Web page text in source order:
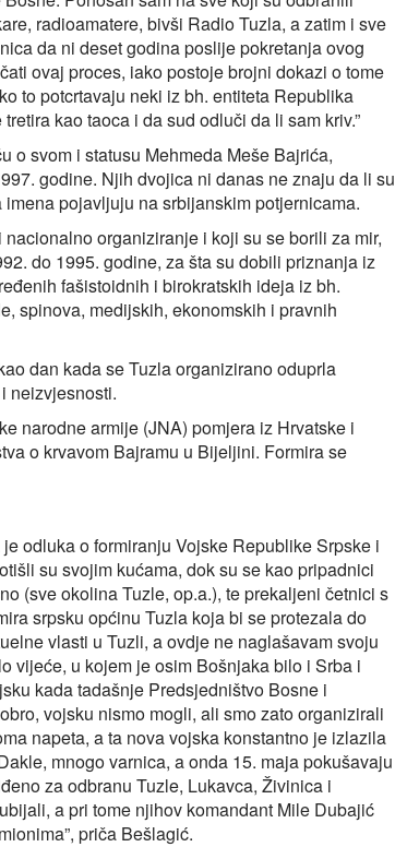
radioamatere, bivši Radio Tuzla, a zatim i sve
da ni deset godina poslije pokretanja ovog
ovaj proces, iako postoje brojni dokazi o tome
to potcrtavaju neki iz bh. entiteta Republika
kao taoca i da sud odluči da li sam kriv.”
o svom i statusu Mehmeda Meše Bajrića,
godine. Njih dvojica ni danas ne znaju da li su
pojavljuju na srbijanskim potjernicama.
organiziranje i koji su se borili za mir,
do 1995. godine, za šta su dobili priznanja iz
fašistoidnih i birokratskih ideja iz bh.
spinova, medijskih, ekonomskih i pravnih
dan kada se Tuzla organizirano oduprla
neizvjesnosti.
narodne armije (JNA) pomjera iz Hrvatske i
o krvavom Bajramu u Bijeljini. Formira se
odluka o formiranju Vojske Republike Srpske i
su svojim kućama, dok su se kao pripadnici
(sve okolina Tuzle, op.a.), te prekaljeni četnici s
srpsku općinu Tuzla koja bi se protezala do
vlasti u Tuzli, a ovdje ne naglašavam svoju
vijeće, u kojem je osim Bošnjaka bilo i Srba i
kada tadašnje Predsjedništvo Bosne i
vojsku nismo mogli, ali smo zato organizirali
napeta, a ta nova vojska konstantno je izlazila
mnogo varnica, a onda 15. maja pokušavaju
za odbranu Tuzle, Lukavca, Živinica i
a pri tome njihov komandant Mile Dubajić
priča Bešlagić.